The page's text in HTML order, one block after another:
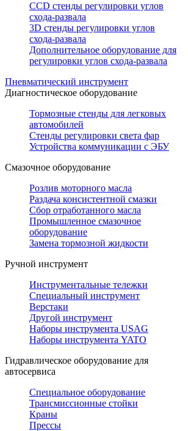
CCD стенды регулировки углов
схода-развала
3D стенды регулировки углов
схода-развала
Дополнительное оборудование для
регулировки углов схода-развала
Пневматический инструмент
Диагностическое оборудование
Тормозные стенды для легковых
автомобилей
Стенды регулировки света фар
Устройства коммуникации с ЭБУ
Смазочное оборудование
Розлив моторного масла
Раздача консистентной смазки
Сбор отработанного масла
Промышленное смазочное
оборудование
Замена тормозной жидкости
Ручной инструмент
Инструментальные тележки
Специальный инструмент
Верстаки
Другой инструмент
Наборы инструмента USAG
Наборы инструмента YATO
Гидравлическое оборудование для
автосервиса
Специальное оборудование
Трансмиссионные стойки
Краны
Прессы